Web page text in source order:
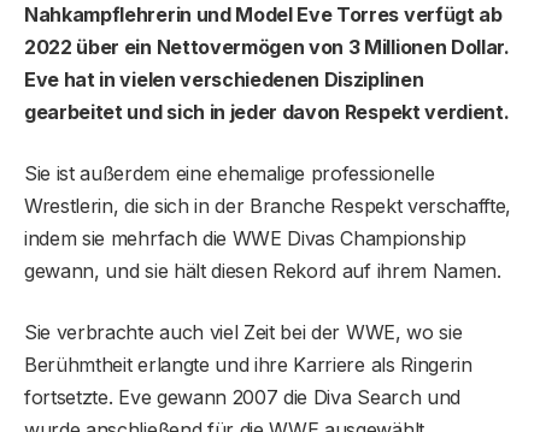
Nahkampflehrerin und Model Eve Torres verfügt ab
2022 über ein Nettovermögen von 3 Millionen Dollar.
Eve hat in vielen verschiedenen Disziplinen
gearbeitet und sich in jeder davon Respekt verdient.
Sie ist außerdem eine ehemalige professionelle
Wrestlerin, die sich in der Branche Respekt verschaffte,
indem sie mehrfach die WWE Divas Championship
gewann, und sie hält diesen Rekord auf ihrem Namen.
Sie verbrachte auch viel Zeit bei der WWE, wo sie
Berühmtheit erlangte und ihre Karriere als Ringerin
fortsetzte. Eve gewann 2007 die Diva Search und